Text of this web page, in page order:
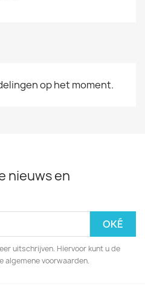
op het moment.
nieuws en
uitschrijven. Hiervoor kunt u de
algemene voorwaarden.